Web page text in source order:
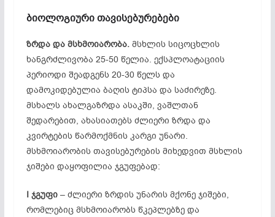
ბიოლოგიური თავისებურებები
ზრდა და მსხმოიარობა.მსხლის სიცოცხლის
ხანგრძლივობა 25-50 წელია. ექსპლოატაციის
პერიოდი შეადგენს 20-30 წელს და
დამოკიდებულია ბაღის ტიპსა და საძირეზე.
მსხალს ახალგაზრდა ასაკში, ვაშლთან
შედარებით, ახასიათებს ძლიერი ზრდა და
კვირტების წარმოქმნის კარგი უნარი.
მსხმოიარობის თავისებურების მიხედვით მსხლის
ჯიშები დაყოფილია ჯგუფებად:
I ჯგუფი– ძლიერი ზრდის უნარის მქონე ჯიშები,
რომლებიც მსხმოიარობს წკეპლებზე და